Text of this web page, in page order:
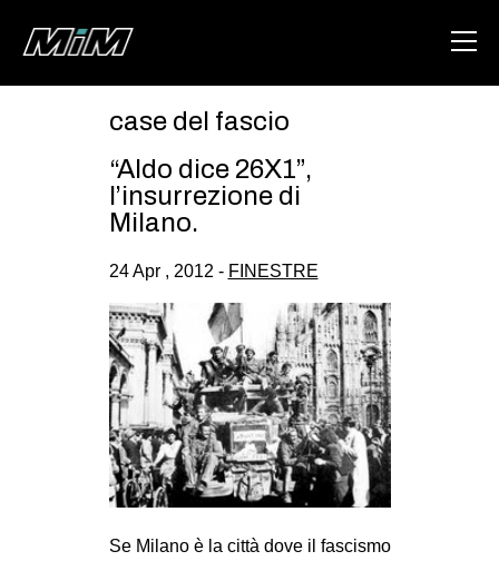
ABOUT
DEGENERAZIONE
GAZA FREESTYLE
CSOA LAMBRETTA
MSM
STUDENTI TSUNAMI
ZAM
MILANO
MOBILITAZIONI
case del fascio
“Aldo dice 26X1”,
l’insurrezione di
Milano.
24 Apr , 2012 - FINESTRE
Se Milano è la città dove il fascismo